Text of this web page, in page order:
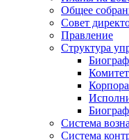
Общее
Совет
Правление
Структура
Система
Система